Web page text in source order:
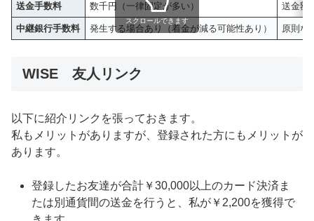
送金手数料 数千円（一律固定が多い） 送金額
中継銀行手数料 発生する場合あり（着金が減る可能性あり） 原則な
スクロールできます
WISE 友人リンク
以下に紹介リンクを張っておきます。
私もメリットがありますが、登録された方にもメリットが
あります。
登録したお友達が合計￥30,000以上のカード決済ま
たは別通貨間の送金を行うと、私が￥2,200を獲得で